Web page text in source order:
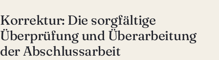
Korrektur: Die sorgfältige
Überprüfung und Überarbeitung
der Abschlussarbeit